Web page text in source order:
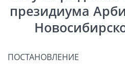
президиума
ПОСТАНОВЛЕНИЕ